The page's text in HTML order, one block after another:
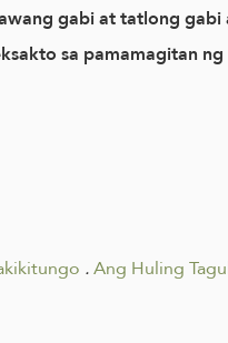
gabi at tatlong
sa pamamagitan
.Ang Huling